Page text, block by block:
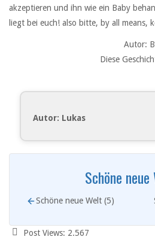
akzeptieren und ihn wie ein Baby
liegt bei euch! also bitte, by all means,
Autor:
Diese
Autor: Lukas
Schöne
Schöne neue Welt (5)
Post Views: 2.567